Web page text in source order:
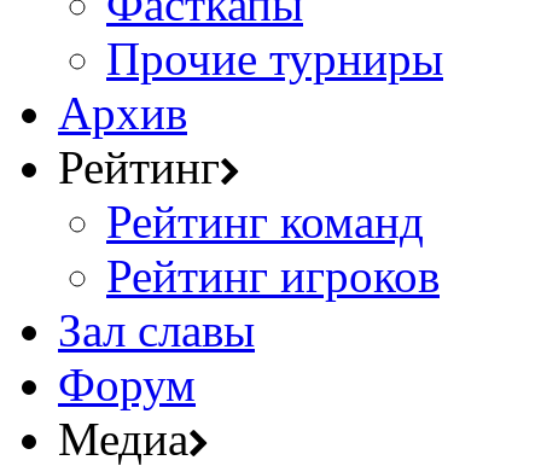
Прочие турниры
Архив
Рейтинг
Рейтинг команд
Рейтинг игроков
Зал славы
Форум
Медиа